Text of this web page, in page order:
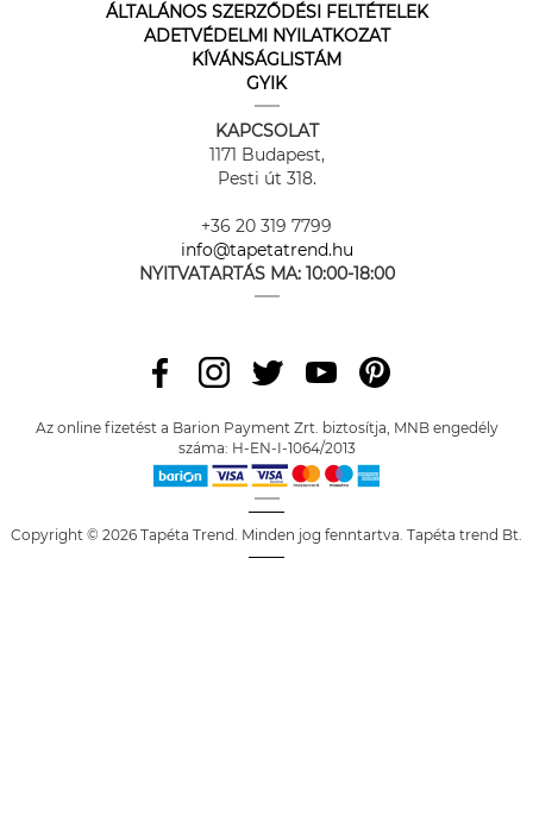
ÁLTALÁNOS SZERZŐDÉSI FELTÉTELEK
ADETVÉDELMI NYILATKOZAT
KÍVÁNSÁGLISTÁM
GYIK
KAPCSOLAT
1171 Budapest,
Pesti út 318.
+36 20 319 7799
info@tapetatrend.hu
NYITVATARTÁS MA: 10:00-18:00
Az online fizetést a Barion Payment Zrt. biztosítja, MNB engedély
száma: H-EN-I-1064/2013
Copyright © 2026 Tapéta Trend. Minden jog fenntartva. Tapéta trend Bt.